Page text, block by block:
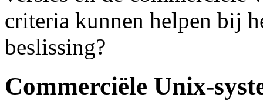
criteria kunnen helpen bij
beslissing?
Commerciële Unix-